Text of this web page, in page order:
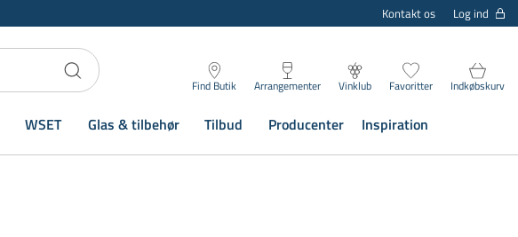
Kontakt os Log ind
Find Butik Arrangementer Vinklub Favoritter Indkøbskurv
WSET Glas & tilbehør Tilbud Producenter Inspiration